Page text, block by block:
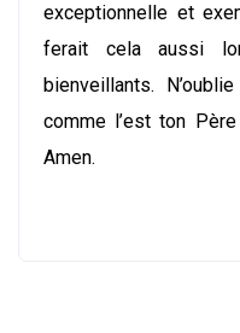
exceptionnelle et
ferait cela aussi
bienveillants.
comme l’est ton
Amen.